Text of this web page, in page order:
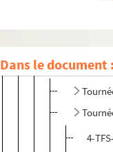
Dans le document :
Année 1964
4-